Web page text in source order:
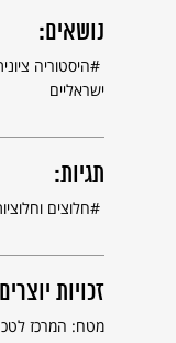
נושאים:
היסטוריה
ישראליים
תגיות:
חלוצים
זכויות יוצרים
מטח: המרכז